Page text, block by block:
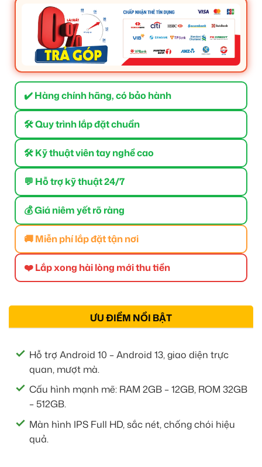
✔️ Hàng chính hãng, có bảo hành
🛠 Quy trình lắp đặt chuẩn
🛠 Kỹ thuật viên tay nghề cao
💬 Hỗ trợ kỹ thuật 24/7
💰 Giá niêm yết rõ ràng
🚚 Miễn phí lắp đặt tận nơi
❤️ Lắp xong hài lòng mới thu tiền
ƯU ĐIỂM NỔI BẬT
Hỗ trợ Android 10 – Android 13, giao diện trực
quan, mượt mà.
Cấu hình mạnh mẽ: RAM 2GB – 12GB, ROM 32GB
– 512GB.
Màn hình IPS Full HD, sắc nét, chống chói hiệu
quả.